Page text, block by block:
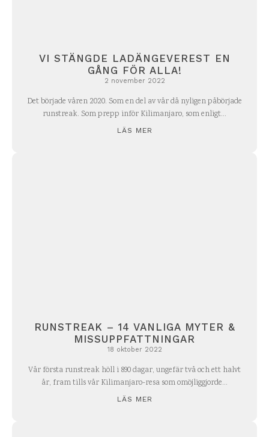
VI STÄNGDE LADÄNGEVEREST EN
GÅNG FÖR ALLA!
2 november 2022
Det började våren 2020. Som en del av vår då nyligen påbörjade
runstreak. Som prepp inför Kilimanjaro, som enligt...
LÄS MER
RUNSTREAK – 14 VANLIGA MYTER &
MISSUPPFATTNINGAR
18 oktober 2022
Vår första runstreak höll i 890 dagar, ungefär två och ett halvt
år, fram tills vår Kilimanjaro-resa som omöjliggjorde...
LÄS MER